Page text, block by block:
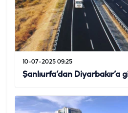
10-07-2025 09:25
Şanlıurfa’dan